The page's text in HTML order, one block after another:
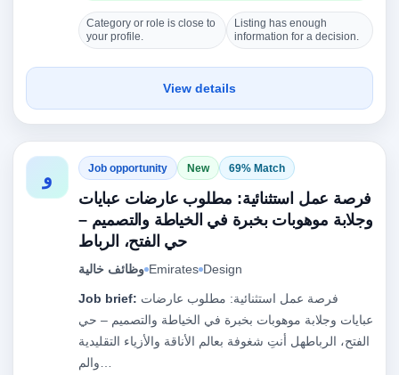
Category or role is close to
your profile.
Listing has enough
information for a decision.
View details
و Job opportunity New 69% Match
فرصة عمل استثنائية: مطلوب عارضات عبايات
وجلابة موهوبات بخبرة في الخياطة والتصميم –
حي الفتح، الرباط
وظائف خالية Emirates Design
Job brief:
عبايات وجلابة موهوبات بخبرة في الخياطة والتصميم – حي
الفتح، الرباطهل أنتِ شغوفة بعالم الأناقة والأزياء التقليدية